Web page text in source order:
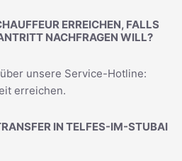
ERREICHEN, FALLS
NACHFRAGEN WILL?
unsere Service-Hotline:
erreichen.
IN TELFES-IM-STUBAI